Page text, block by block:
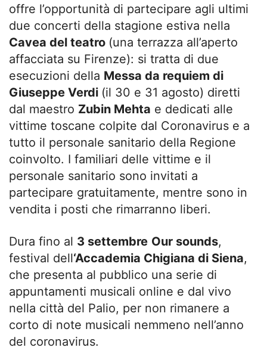
offre l’opportunità di partecipare agli ultimi
due concerti della stagione estiva nella
Cavea del teatro (una terrazza all’aperto
affacciata su Firenze): si tratta di due
esecuzioni della Messa da requiem di
Giuseppe Verdi (il 30 e 31 agosto) diretti
dal maestro Zubin Mehta e dedicati alle
vittime toscane colpite dal Coronavirus e a
tutto il personale sanitario della Regione
coinvolto. I familiari delle vittime e il
personale sanitario sono invitati a
partecipare gratuitamente, mentre sono in
vendita i posti che rimarranno liberi.
Dura fino al 3 settembre Our sounds,
festival dell‘Accademia Chigiana di Siena,
che presenta al pubblico una serie di
appuntamenti musicali online e dal vivo
nella città del Palio, per non rimanere a
corto di note musicali nemmeno nell’anno
del coronavirus.